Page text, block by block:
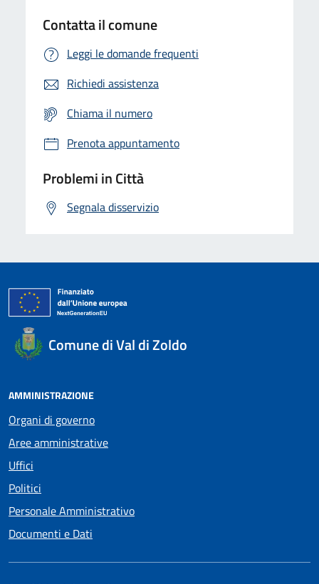
Contatta il comune
Leggi le domande frequenti
Richiedi assistenza
Chiama il numero
Prenota appuntamento
Problemi in Città
Segnala disservizio
Comune di Val di Zoldo
AMMINISTRAZIONE
Organi di governo
Aree amministrative
Uffici
Politici
Personale Amministrativo
Documenti e Dati